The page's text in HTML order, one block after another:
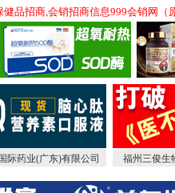
商,会销招商信息999会销网（原
际药业(广东)有限公司 福州三俊生